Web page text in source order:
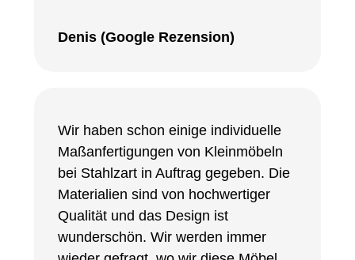
Denis (Google Rezension)
Wir haben schon einige individuelle
Maßanfertigungen von Kleinmöbeln
bei Stahlzart in Auftrag gegeben. Die
Materialien sind von hochwertiger
Qualität und das Design ist
wunderschön. Wir werden immer